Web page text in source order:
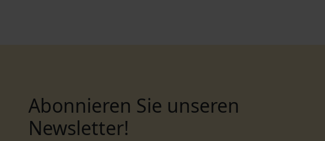
Abonnieren Sie unseren
Newsletter!